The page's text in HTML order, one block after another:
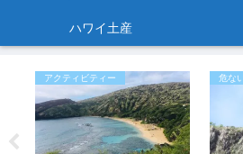
ハワイ土産
アクティビティー 危な